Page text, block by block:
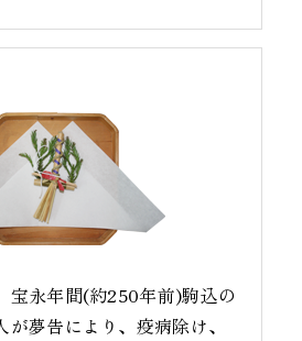
宝永年間(約250年前)駒込の
夢告により、疫病除け、